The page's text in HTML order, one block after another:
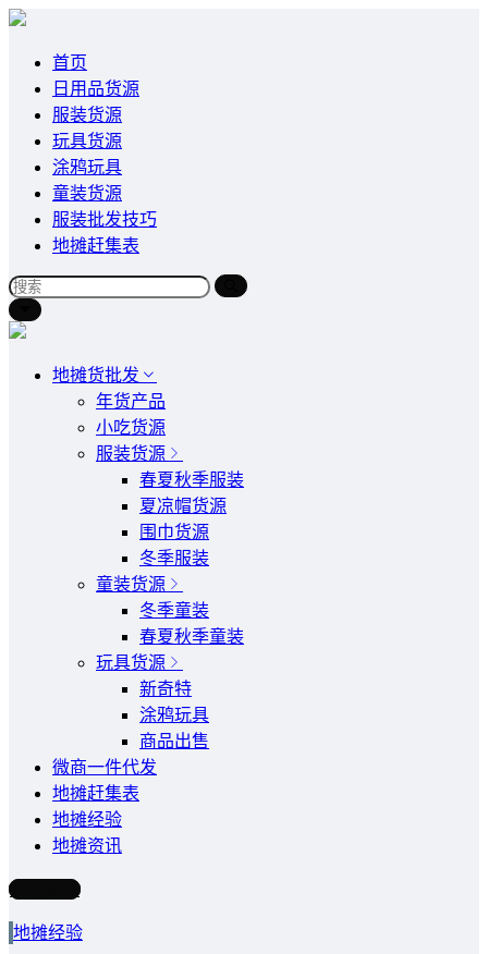
首页
日用品货源
服装货源
玩具货源
涂鸦玩具
童装货源
服装批发技巧
地摊赶集表
地摊货批发
年货产品
小吃货源
服装货源
春夏秋季服装
夏凉帽货源
围巾货源
冬季服装
童装货源
冬季童装
春夏秋季童装
玩具货源
新奇特
涂鸦玩具
商品出售
微商一件代发
地摊赶集表
地摊经验
地摊资讯
写文章
地摊经验